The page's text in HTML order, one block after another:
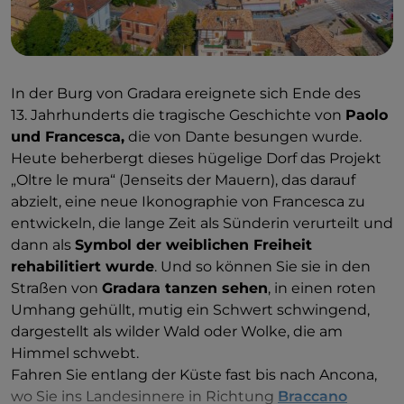
Wolf aus der nordischen Mythologie. Wenn Sie
Farben und Fantasie lieben, empfehlen wir Ihnen
einen 40 km langen Abstecher nachDozza,
Emilia, das zum Dorf der Biennale der
Wandmalerei geworden ist …
In der Burg von Gradara ereignete sich Ende des
13. Jahrhunderts die tragische Geschichte von Paolo
und Francesca, die von Dante besungen wurde.
Heute beherbergt dieses hügelige Dorf das Projekt
„Oltre le mura“ (Jenseits der Mauern), das darauf
abzielt, eine neue Ikonographie von Francesca zu
entwickeln, die lange Zeit als Sünderin verurteilt und
dann als Symbol der weiblichen Freiheit
rehabilitiert wurde. Und so können Sie sie in den
Straßen von Gradara tanzen sehen, in einen roten
Umhang gehüllt, mutig ein Schwert schwingend,
dargestellt als wilder Wald oder Wolke, die am
Himmel schwebt.
Fahren Sie entlang der Küste fast bis nach Ancona,
wo Sie ins Landesinnere in Richtung Braccano